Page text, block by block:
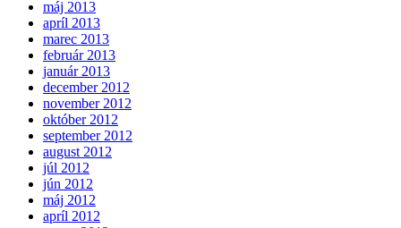
máj 2013
apríl 2013
marec 2013
február 2013
január 2013
december 2012
november 2012
október 2012
september 2012
august 2012
júl 2012
jún 2012
máj 2012
apríl 2012